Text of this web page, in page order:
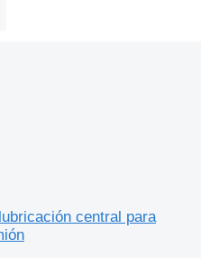
central para